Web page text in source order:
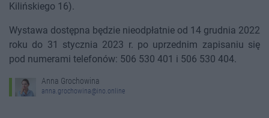
Kilińskiego 16).
Wystawa dostępna będzie nieodpłatnie od 14 grudnia 2022
roku do 31 stycznia 2023 r. po uprzednim zapisaniu się
pod numerami telefonów: 506 530 401 i 506 530 404.
Anna Grochowina
anna.grochowina@ino.online